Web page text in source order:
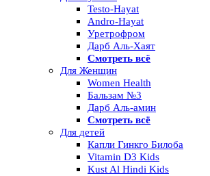
Testo-Hayat
Andro-Hayat
Уретрофром
Дарб Аль-Хаят
Смотреть всё
Для Женщин
Women Health
Бальзам №3
Дарб Аль-амин
Смотреть всё
Для детей
Капли Гинкго Билоба
Vitamin D3 Kids
Kust Al Hindi Kids